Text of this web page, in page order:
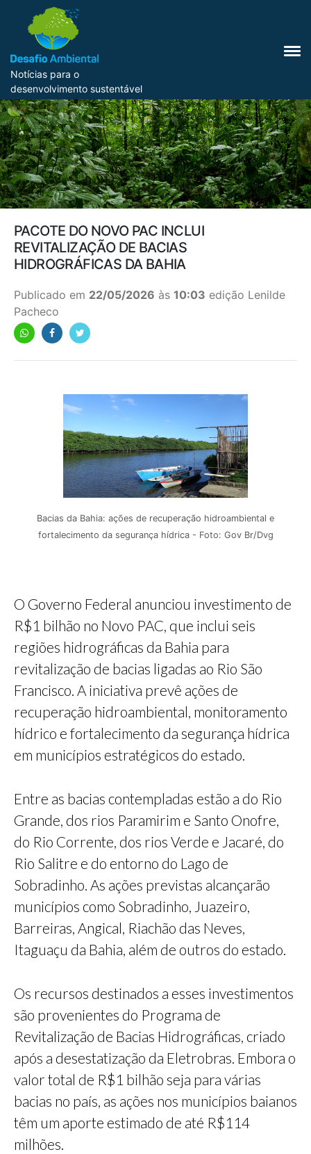
Notícias para o
desenvolvimento sustentável
PACOTE DO NOVO PAC INCLUI
REVITALIZAÇÃO DE BACIAS
HIDROGRÁFICAS DA BAHIA
Publicado em 22/05/2026 às 10:03 edição Lenilde
Pacheco
Bacias da Bahia: ações de recuperação hidroambiental e
fortalecimento da segurança hídrica - Foto: Gov Br/Dvg
O Governo Federal anunciou investimento de
R$1 bilhão no Novo PAC, que inclui seis
regiões hidrográficas da Bahia para
revitalização de bacias ligadas ao Rio São
Francisco. A iniciativa prevê ações de
recuperação hidroambiental, monitoramento
hídrico e fortalecimento da segurança hídrica
em municípios estratégicos do estado.
Entre as bacias contempladas estão a do Rio
Grande, dos rios Paramirim e Santo Onofre,
do Rio Corrente, dos rios Verde e Jacaré, do
Rio Salitre e do entorno do Lago de
Sobradinho. As ações previstas alcançarão
municípios como Sobradinho, Juazeiro,
Barreiras, Angical, Riachão das Neves,
Itaguaçu da Bahia, além de outros do estado.
Os recursos destinados a esses investimentos
são provenientes do Programa de
Revitalização de Bacias Hidrográficas, criado
após a desestatização da Eletrobras. Embora o
valor total de R$1 bilhão seja para várias
bacias no país, as ações nos municípios baianos
têm um aporte estimado de até R$114
milhões.